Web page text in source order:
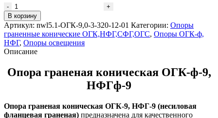
Количество
товара
Опора
граненая
коническая
фланцевая
ф-9
В корзину
Артикул: nwl5.1-ОГК-9,0-3-320-12-01 Категории: Опоры
граненные конические ОГК,НФГ,СФГ,ОГС, Опоры ОГК-ф,
НФГ, Опоры освещения
Описание
Опора граненая коническая ОГК-ф-9,
НФГф-9
Опора граненая коническая ОГК-9, НФГ-9 (несиловая
фланцевая граненая) предназначена для качественного